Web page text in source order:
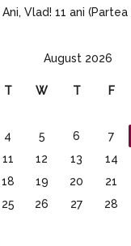
Vlad! 11 ani (Partea
August 2026
T W T F
4 5 6 7
11 12 13 14
18 19 20 21
25 26 27 28